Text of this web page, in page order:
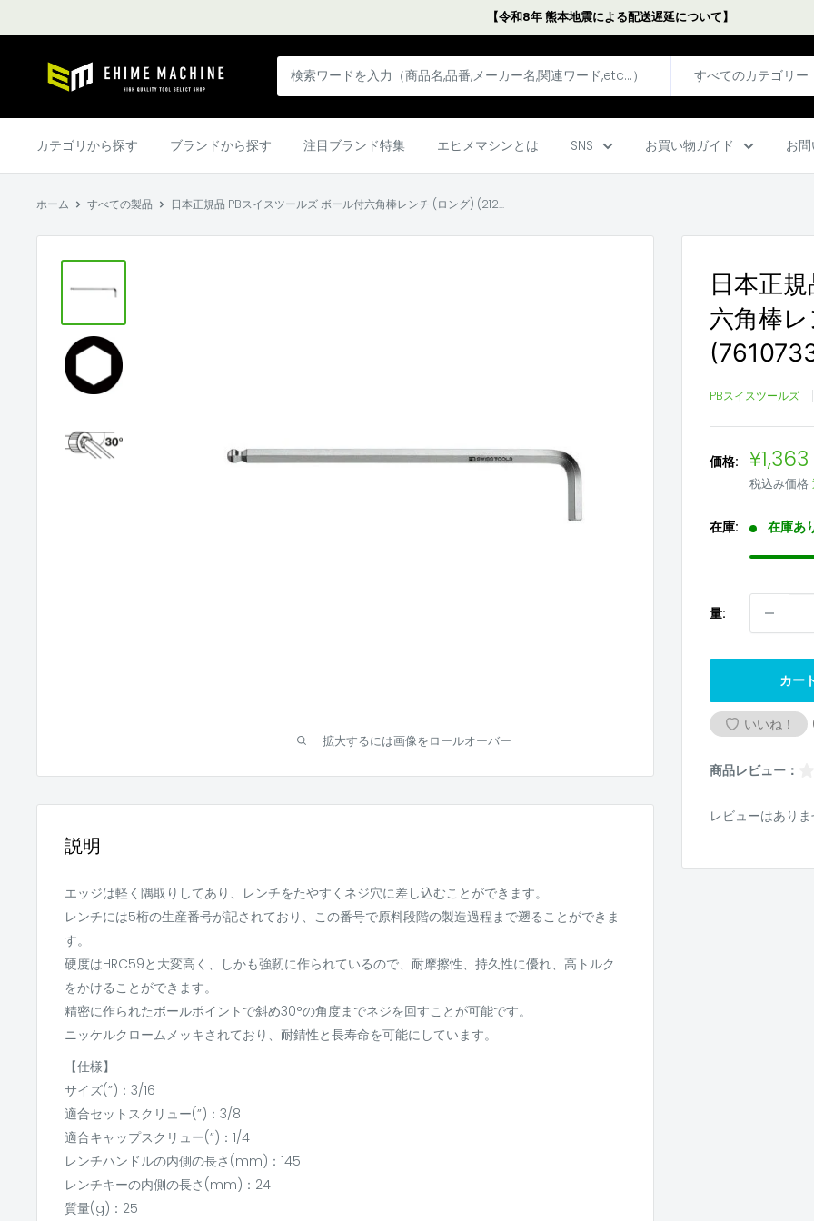
ン
キ
【令和8年 熊本地震による配送遅延について】
エ
ヒ
本
すべてのカテゴリー
カテゴリから探す ブランドから探す 注目ブランド特集 エヒメマシンとは SNS お買い物ガイド お
ホーム すべての製品 日本正規品 PBスイスツールズ ボール付六角棒レンチ (ロング) (212...
拡大するには画像をロールオーバー
日本正
六角棒
PBスイスツールズ
価格: 販
売
価
格
¥1,363
税込み価格
在庫: 在庫あ
量:
カー
いいね！
商品レビュー：
レビューはあり
説明
エッジは軽く隅取りしてあり、レンチをたやすくネジ穴に差し込むことができます。
レンチには5桁の生産番号が記されており、この番号で原料段階の製造過程まで遡ることができま
す。
硬度はHRC59と大変高く、しかも強靭に作られているので、耐摩擦性、持久性に優れ、高トルク
をかけることができます。
精密に作られたボールポイントで斜め30°の角度までネジを回すことが可能です。
ニッケルクロームメッキされており、耐錆性と長寿命を可能にしています。
【仕様】
サイズ(”)：3/16
適合セットスクリュー(”)：3/8
適合キャップスクリュー(”)：1/4
レンチハンドルの内側の長さ(mm)：145
レンチキーの内側の長さ(mm)：24
質量(g)：25